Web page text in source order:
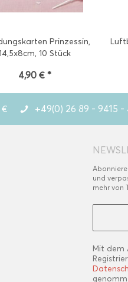
Prinzessin,
10 Stück
4,90 € *
€ +49(0) 26 89 - 9415 -
und
mehr von
Mit dem